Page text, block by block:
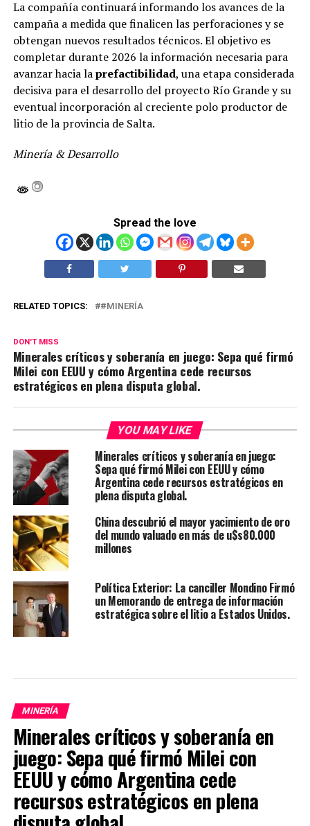
La compañía continuará informando los avances de la
campaña a medida que finalicen las perforaciones y se
obtengan nuevos resultados técnicos. El objetivo es
completar durante 2026 la información necesaria para
avanzar hacia laprefactibilidad, una etapa considerada
decisiva para el desarrollo del proyecto Río Grande y su
eventual incorporación al creciente polo productor de
litio de la provincia de Salta.
Minería & Desarrollo
Spread the love
RELATED TOPICS: #MINERÍA
DON'T MISS
Minerales críticos y soberanía en juego: Sepa qué firmó
Milei con EEUU y cómo Argentina cede recursos
estratégicos en plena disputa global.
YOU MAY LIKE
Minerales críticos y soberanía en juego:
Sepa qué firmó Milei con EEUU y cómo
Argentina cede recursos estratégicos en
plena disputa global.
China descubrió el mayor yacimiento de oro
del mundo valuado en más de u$s80.000
millones
Política Exterior: La canciller Mondino Firmó
un Memorando de entrega de información
estratégica sobre el litio a Estados Unidos.
MINERÍA
Minerales críticos y soberanía en
juego: Sepa qué firmó Milei con
EEUU y cómo Argentina cede
recursos estratégicos en plena